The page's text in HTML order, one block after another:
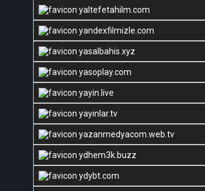
yaltefetahilm.com
yandexfilmizle.com
yasalbahis.xyz
yasoplay.com
yayin.live
yayinlar.tv
yazanmedyacom.web.tv
ydhem3k.buzz
ydybt.com